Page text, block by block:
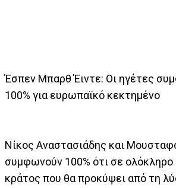
Έσπεν Μπαρθ Έιντε: Οι ηγέτες
100% για ευρωπαϊκό κεκτημένο
Νίκος Αναστασιάδης και
συμφωνούν 100% ότι σε
κράτος που θα προκύψει από τη